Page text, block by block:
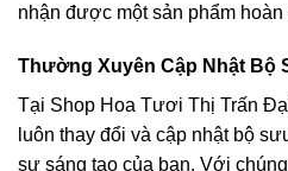
nhận được một sản phẩm hoàn
Thường Xuyên Cập Nhật Bộ
Tại Shop Hoa Tươi Thị Trấn
luôn thay đổi và cập nhật bộ
sự sáng tạo của bạn. Với